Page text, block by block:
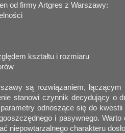
od firmy Artgres z Warszawy:
kształtu i rozmiaru
są rozwiązaniem,
stanowi czynnik decydujący
odnoszące się do
i pasywnego.
niepowtarzalnego charakteru